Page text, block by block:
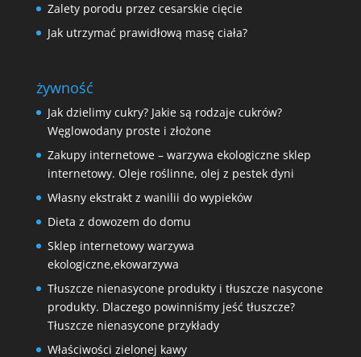
Zalety porodu przez cesarskie cięcie
Jak utrzymać prawidłową masę ciała?
żywność
Jak dzielimy cukry? Jakie są rodzaje cukrów?
Węglowodany proste i złożone
Zakupy internetowe – warzywa ekologiczne sklep
internetowy. Oleje roślinne, olej z pestek dyni
Własny ekstrakt z wanilii do wypieków
Dieta z dowozem do domu
Sklep internetowy warzywa
ekologiczne,ekowarzywa
Tłuszcze nienasycone produkty i tłuszcze nasycone
produkty. Dlaczego powinniśmy jeść tłuszcze?
Tłuszcze nienasycone przykłady
Właściwości zielonej kawy